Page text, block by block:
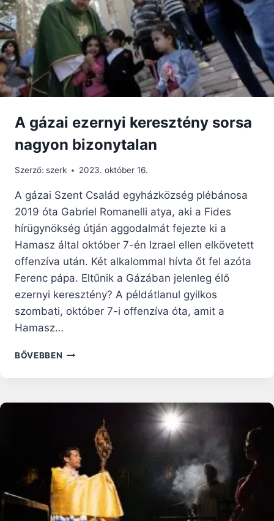
A gázai ezernyi keresztény sorsa
nagyon bizonytalan
Szerző: szerk 2023. október 16.
A gázai Szent Család egyházközség plébánosa
2019 óta Gabriel Romanelli atya, aki a Fides
hírügynökség útján aggodalmát fejezte ki a
Hamasz által október 7-én Izrael ellen elkövetett
offenzíva után. Két alkalommal hívta őt fel azóta
Ferenc pápa. Eltűnik a Gázában jelenleg élő
ezernyi keresztény? A példátlanul gyilkos
szombati, október 7-i offenzíva óta, amit a
Hamasz…
BŐVEBBEN A
SORSA
BIZONYTALAN